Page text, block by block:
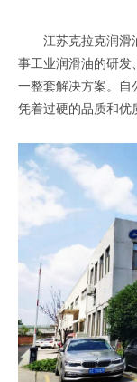
江苏克拉克润滑油
事工业润滑油的研发
一整套解决方案。自
凭着过硬的品质和优